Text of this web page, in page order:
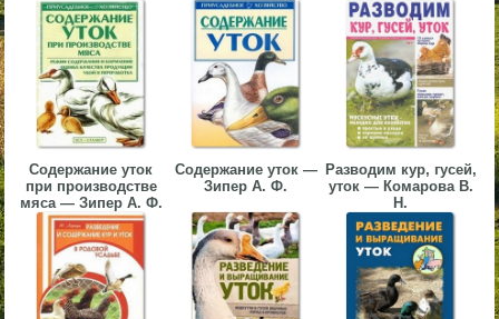
Содержание уток
при производстве
мяса — Зипер А. Ф.
Содержание уток —
Зипер А. Ф.
Разводим кур, гусей,
уток — Комарова В.
Н.
▼
▼